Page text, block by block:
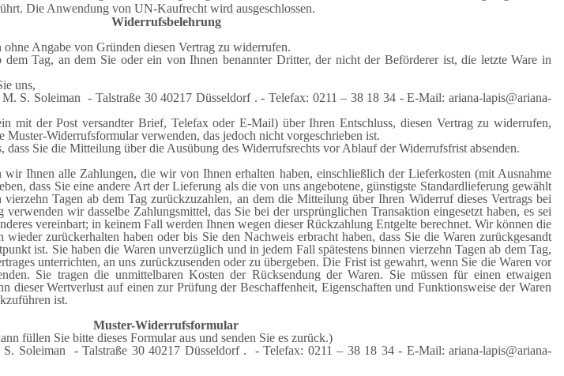
Die Anwendung von UN-Kaufrecht wird ausgeschlossen.
Widerrufsbelehrung
Angabe von Gründen diesen Vertrag zu widerrufen.
Tag, an dem Sie oder ein von Ihnen benannter Dritter, der nicht der Beförderer ist, die letzte Ware in
uns,
S. Soleiman - Talstraße 30 40217 Düsseldorf . - Telefax: 0211 – 38 18 34 - E-Mail: ariana-lapis@ariana-
mit der Post versandter Brief, Telefax oder E-Mail) über Ihren Entschluss, diesen Vertrag zu widerrufen,
Muster-Widerrufsformular verwenden, das jedoch nicht vorgeschrieben ist.
dass Sie die Mitteilung über die Ausübung des Widerrufsrechts vor Ablauf der Widerrufsfrist absenden.
wir Ihnen alle Zahlungen, die wir von Ihnen erhalten haben, einschließlich der Lieferkosten (mit Ausnahme
dass Sie eine andere Art der Lieferung als die von uns angebotene, günstigste Standardlieferung gewählt
vierzehn Tagen ab dem Tag zurückzuzahlen, an dem die Mitteilung über Ihren Widerruf dieses Vertrags bei
wir dasselbe Zahlungsmittel, das Sie bei der ursprünglichen Transaktion eingesetzt haben, es sei
vereinbart; in keinem Fall werden Ihnen wegen dieser Rückzahlung Entgelte berechnet. Wir können die
zurückerhalten haben oder bis Sie den Nachweis erbracht haben, dass Sie die Waren zurückgesandt
ist. Sie haben die Waren unverzüglich und in jedem Fall spätestens binnen vierzehn Tagen ab dem Tag,
unterrichten, an uns zurückzusenden oder zu übergeben. Die Frist ist gewahrt, wenn Sie die Waren vor
Sie tragen die unmittelbaren Kosten der Rücksendung der Waren. Sie müssen für einen etwaigen
dieser Wertverlust auf einen zur Prüfung der Beschaffenheit, Eigenschaften und Funktionsweise der Waren
ist.
Muster-Widerrufsformular
füllen Sie bitte dieses Formular aus und senden Sie es zurück.)
Soleiman - Talstraße 30 40217 Düsseldorf . - Telefax: 0211 – 38 18 34 - E-Mail: ariana-lapis@ariana-